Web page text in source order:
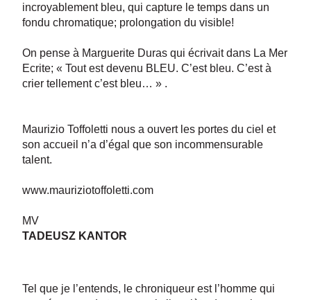
incroyablement bleu, qui capture le temps dans un
fondu chromatique; prolongation du visible!
On pense à Marguerite Duras qui écrivait dans La Mer
Ecrite; « Tout est devenu BLEU. C’est bleu. C’est à
crier tellement c’est bleu… » .
Maurizio Toffoletti nous a ouvert les portes du ciel et
son accueil n’a d’égal que son incommensurable
talent.
www.mauriziotoffoletti.com
MV
TADEUSZ KANTOR
Tel que je l’entends, le chroniqueur est l’homme qui